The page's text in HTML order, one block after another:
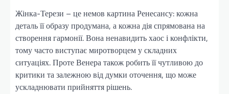
Жінка-Терези – це немов картина Ренесансу: кожна
деталь її образу продумана, а кожна дія спрямована на
створення гармонії. Вона ненавидить хаос і конфлікти,
тому часто виступає миротворцем у складних
ситуаціях. Проте Венера також робить її чутливою до
критики та залежною від думки оточення, що може
ускладнювати прийняття рішень.